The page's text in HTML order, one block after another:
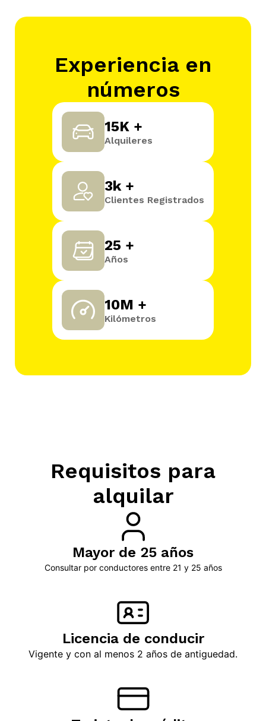
Experiencia en
números
15K +
Alquileres
3k +
Clientes Registrados
25 +
Años
10M +
Kilómetros
Requisitos para
alquilar
Mayor de 25 años
Consultar por conductores entre 21 y 25 años
Licencia de conducir
Vigente y con al menos 2 años de antiguedad.